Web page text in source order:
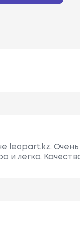
leopart.kz.
и легко.